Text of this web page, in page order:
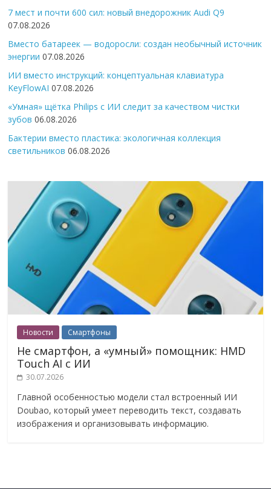
7 мест и почти 600 сил: новый внедорожник Audi Q9
07.08.2026
Вместо батареек — водоросли: создан необычный источник
энергии 07.08.2026
ИИ вместо инструкций: концептуальная клавиатура
KeyFlowAI 07.08.2026
«Умная» щётка Philips с ИИ следит за качеством чистки
зубов 06.08.2026
Бактерии вместо пластика: экологичная коллекция
светильников 06.08.2026
Новости Смартфоны
Не смартфон, а «умный» помощник: HMD
Touch AI с ИИ
30.07.2026
Главной особенностью модели стал встроенный ИИ
Doubao, который умеет переводить текст, создавать
изображения и организовывать информацию.